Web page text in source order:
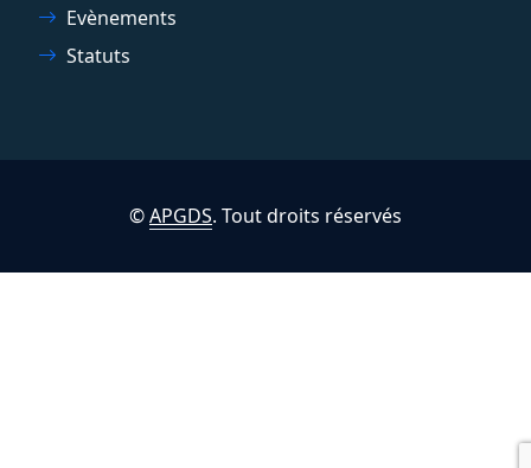
Evènements
Statuts
©APGDS. Tout droits réservés